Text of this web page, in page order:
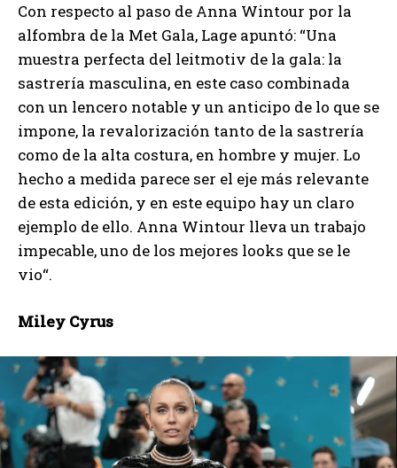
Con respecto al paso de Anna Wintour por la
alfombra de la Met Gala, Lage apuntó: “Una
muestra perfecta del leitmotiv de la gala: la
sastrería masculina, en este caso combinada
con un lencero notable y un anticipo de lo que se
impone, la revalorización tanto de la sastrería
como de la alta costura, en hombre y mujer. Lo
hecho a medida parece ser el eje más relevante
de esta edición, y en este equipo hay un claro
ejemplo de ello. Anna Wintour lleva un trabajo
impecable, uno de los mejores looks que se le
vio“.
Miley Cyrus